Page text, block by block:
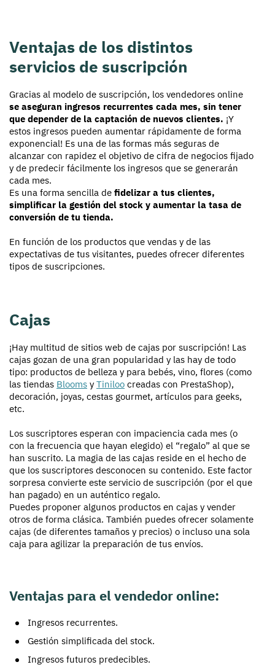
Ventajas de los distintos
servicios de suscripción
Gracias al modelo de suscripción, los vendedores online
se aseguran ingresos recurrentes cada mes, sin tener
que depender de la captación de nuevos clientes. ¡Y
estos ingresos pueden aumentar rápidamente de forma
exponencial! Es una de las formas más seguras de
alcanzar con rapidez el objetivo de cifra de negocios fijado
y de predecir fácilmente los ingresos que se generarán
cada mes.
Es una forma sencilla de fidelizar a tus clientes,
simplificar la gestión del stock y aumentar la tasa de
conversión de tu tienda.
En función de los productos que vendas y de las
expectativas de tus visitantes, puedes ofrecer diferentes
tipos de suscripciones.
Cajas
¡Hay multitud de sitios web de cajas por suscripción! Las
cajas gozan de una gran popularidad y las hay de todo
tipo: productos de belleza y para bebés, vino, flores (como
las tiendas Blooms y Tiniloo creadas con PrestaShop),
decoración, joyas, cestas gourmet, artículos para geeks,
etc.
Los suscriptores esperan con impaciencia cada mes (o
con la frecuencia que hayan elegido) el “regalo” al que se
han suscrito. La magia de las cajas reside en el hecho de
que los suscriptores desconocen su contenido. Este factor
sorpresa convierte este servicio de suscripción (por el que
han pagado) en un auténtico regalo.
Puedes proponer algunos productos en cajas y vender
otros de forma clásica. También puedes ofrecer solamente
cajas (de diferentes tamaños y precios) o incluso una sola
caja para agilizar la preparación de tus envíos.
Ventajas para el vendedor online:
Ingresos recurrentes.
Gestión simplificada del stock.
Ingresos futuros predecibles.